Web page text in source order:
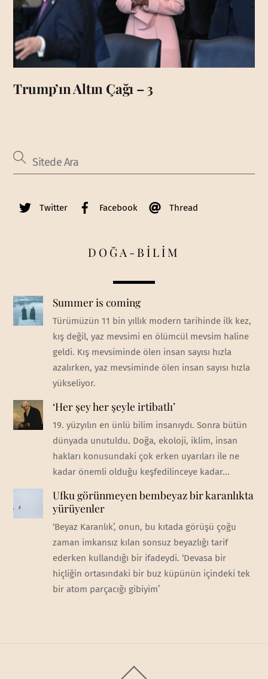
Trump’ın Altın Çağı – 3
Twitter Facebook Thread
DOĞA-BİLİM
Summer is coming
Türümüzün 11 bin yıllık modern tarihinde ilk kez,
kış değil, yaz mevsimi en ölümcül mevsim haline
geldi. Kış mevsiminde ölen insan sayısı hızla
azalırken, yaz mevsiminde ölen insan sayısı hızla
yükseliyor.
‘Her şey her şeyle irtibatlı’
19. yüzyılın en ünlü bilim insanıydı. Sonra bütün
dünyada unutuldu. Doğa, ekoloji, iklim, insan
hakları konusundaki çok erken uyarıları ile ne
kadar önemli olduğu keşfedilinceye kadar...
Ufku görünmeyen bembeyaz bir karanlıkta
yürüyenler
‘Beyaz Karanlık’, onun, bu kıtada görüşü çoğu
zaman imkansız kılan sonsuz beyazlığı tarif
ederken kullandığı bir ifadeydi. ‘Devasa bir
hiçliğin ortasındaki bir buz küpünün içindeki tek
bir atom parçacığı gibiyim’